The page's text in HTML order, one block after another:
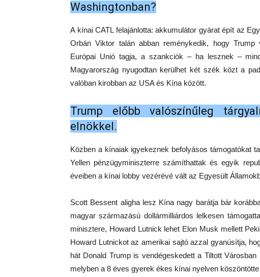
Washingtonban?
A kínai CATL felajánlotta: akkumulátor gyárat épít az
Orbán Viktor talán abban reménykedik, hogy
Európai Unió tagja, a szankciók – ha lesznek –
Magyarország nyugodtan kerülhet két szék közt a
valóban kirobban az USA és Kína között.
Trump előbb valószínűleg
elnökkel.
Közben a kínaiak igyekeznek befolyásos támogatókat
Yellen pénzügyminiszterre számíthattak és egyik
éveiben a kínai lobby vezérévé vált az Egyesült
Scott Bessent aligha lesz Kína nagy barátja bár
magyar származású dollármilliárdos lelkesen
minisztere, Howard Lutnick lehet Elon Musk mellett
Howard Lutnickot az amerikai sajtó azzal gyanúsítja,
hát Donald Trump is vendégeskedett a Tiltott
melyben a 8 éves gyerek ékes kínai nyelven